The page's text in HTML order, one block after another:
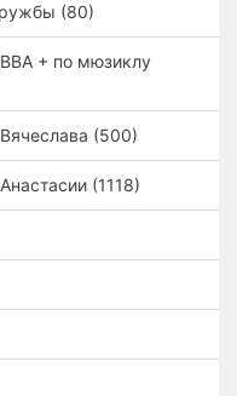
(80)
+ по мюзиклу
(500)
(1118)